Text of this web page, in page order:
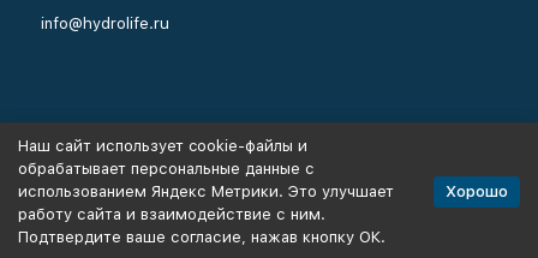
info@hydrolife.ru
Информация
Наш сайт использует cookie-файлы и
обрабатывает персональные данные с
использованием Яндекс Метрики. Это улучшает
работу сайта и взаимодействие с ним.
Подтвердите ваше согласие, нажав кнопку ОК.
Хорошо